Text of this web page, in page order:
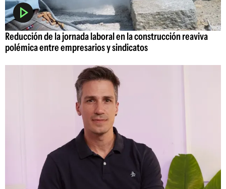
Reducción de la jornada laboral en la construcción reaviva
polémica entre empresarios y sindicatos